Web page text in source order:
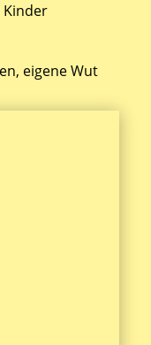
Kinder
eigene Wut